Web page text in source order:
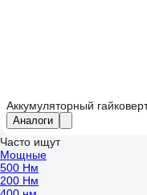
Аккумуляторный
Аналоги
Часто ищут
Мощные
500 Нм
200 Нм